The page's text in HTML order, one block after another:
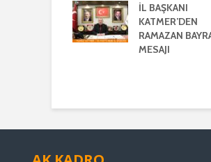
İL BAŞKANI
KATMER’DEN
RAMAZAN
MESAJI